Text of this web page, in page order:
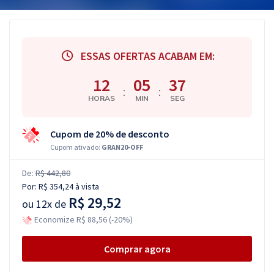
ESSAS OFERTAS ACABAM EM:
12
HORAS : 05
MIN : 36
SEG
Cupom de 20% de desconto
Cupom ativado: GRAN20-OFF
De: R$ 442,80
Por: R$ 354,24à vista
ou 12x de R$ 29,52
Economize R$ 88,56 (-20%)
Comprar agora